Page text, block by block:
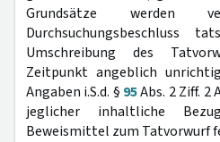
Grundsätze werden
Durchsuchungsbeschluss
Umschreibung des
Zeitpunkt angeblich
Angaben i.S.d. § 95Abs. 2 Ziff. 2
jeglicher inhaltliche
Beweismittel zum Tatvorwurf